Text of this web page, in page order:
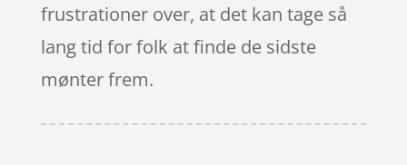
frustrationer over, at det kan tage så
lang tid for folk at finde de sidste
mønter frem.